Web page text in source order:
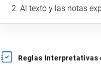
Al texto y las notas
Reglas Interpretativas